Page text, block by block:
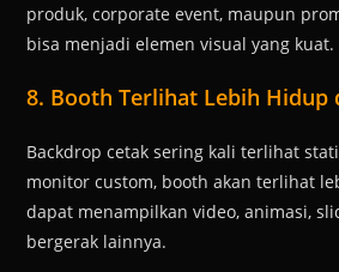
produk, corporate event, maupun
bisa menjadi elemen visual yang kuat.
8. Booth Terlihat Lebih Hidup
Backdrop cetak sering kali terlihat
monitor custom, booth akan terlihat
dapat menampilkan video, animasi,
bergerak lainnya.